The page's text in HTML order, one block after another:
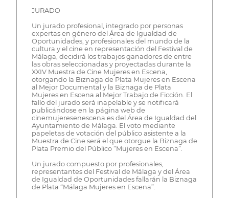
JURADO
Un jurado profesional, integrado por personas
expertas en género del Área de Igualdad de
Oportunidades, y profesionales del mundo de la
cultura y el cine en representación del Festival de
Málaga, decidirá los trabajos ganadores de entre
las obras seleccionadas y proyectadas durante la
XXIV Muestra de Cine Mujeres en Escena,
otorgando la Biznaga de Plata Mujeres en Escena
al Mejor Documental y la Biznaga de Plata
Mujeres en Escena al Mejor Trabajo de Ficción. El
fallo del jurado será inapelable y se notificará
publicándose en la página web de
cinemujeresenescena.es del Área de Igualdad del
Ayuntamiento de Málaga. El voto mediante
papeletas de votación del público asistente a la
Muestra de Cine será el que otorgue la Biznaga de
Plata Premio del Público “Mujeres en Escena”.
Un jurado compuesto por profesionales,
representantes del Festival de Málaga y del Área
de Igualdad de Oportunidades fallarán la Biznaga
de Plata “Málaga Mujeres en Escena”.